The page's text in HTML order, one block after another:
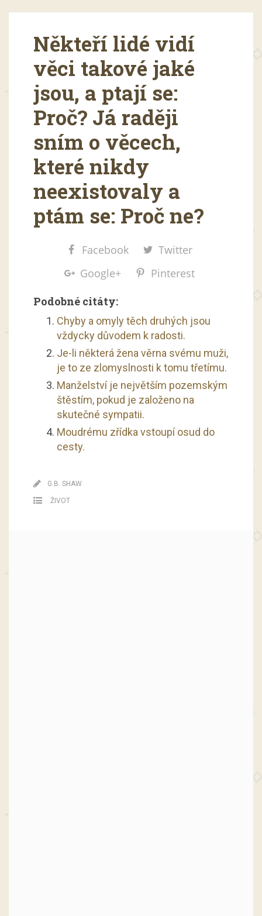
Někteří lidé vidí
věci takové jaké
jsou, a ptají se:
Proč? Já raději
sním o věcech,
které nikdy
neexistovaly a
ptám se: Proč ne?
Facebook
Twitter
Google+
Pinterest
Podobné citáty:
Chyby a omyly těch druhých jsou
vždycky důvodem k radosti.
Je-li některá žena věrna svému muži,
je to ze zlomyslnosti k tomu třetímu.
Manželství je největším pozemským
štěstím, pokud je založeno na
skutečné sympatii.
Moudrému zřídka vstoupí osud do
cesty.
G.B. SHAW
ŽIVOT